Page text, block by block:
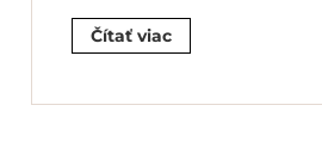
Čítať viac